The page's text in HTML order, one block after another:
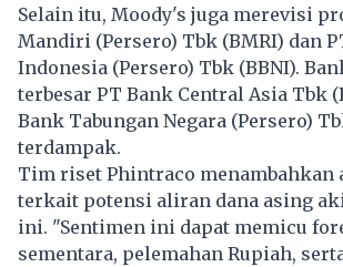
Selain itu, Moody's juga merevisi
Mandiri (Persero) Tbk (BMRI) dan
Indonesia (Persero) Tbk (BBNI).
terbesar PT Bank Central Asia Tbk
Bank Tabungan Negara (Persero)
terdampak.
Tim riset Phintraco menambahkan
terkait potensi aliran dana asing
ini. "Sentimen ini dapat memicu
sementara, pelemahan Rupiah,